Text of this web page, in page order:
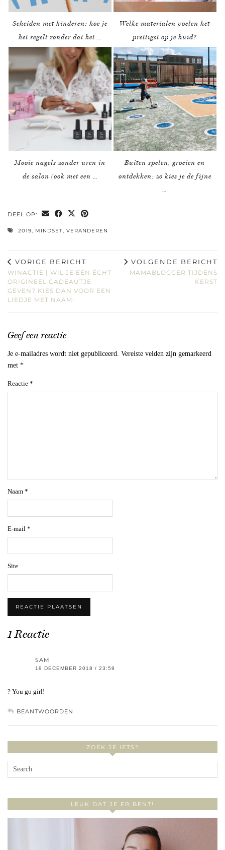
Scheiden met kinderen: hoe je
het regelt zonder dat het …
Welke materialen voelen het
prettigst op je huid?
Mooie nagels zonder uren in
de salon (ook met een …
Buiten spelen, groeien en
ontdekken: zo kies je de fijne
DEEL OP:
2019, MINDSET, VERANDEREN
VORIGE BERICHT
WINACTIE | WIL JE EEN ÉCHT
ORIGINEEL CADEAUTJE
GEVEN? KIES DAN VOOR EEN
LIEDJE MET NAAM!
VOLGENDE BERICHT
MAMABLOGGER TIJDENS
KERST
Geef een reactie
Je e-mailadres wordt niet gepubliceerd. Vereiste velden zijn gemarkeerd
met *
Reactie *
Naam *
E-mail *
Site
1 Reactie
SAM
19 DECEMBER 2018 / 23:59
? You go girl!
BEANTWOORDEN
ZOEK JE IETS?
LEUK DAT JE ER BENT!